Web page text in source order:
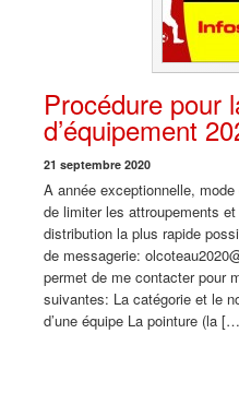
Procédure pour
d’équipement
21 septembre 2020
A année exceptionnelle,
de limiter les attroupements
distribution la plus rapide
de messagerie:
permet de me contacter pour
suivantes: La catégorie et le
d’une équipe La pointure (la